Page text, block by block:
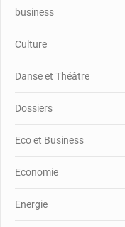
business
Culture
Danse et Théâtre
Dossiers
Eco et Business
Economie
Energie